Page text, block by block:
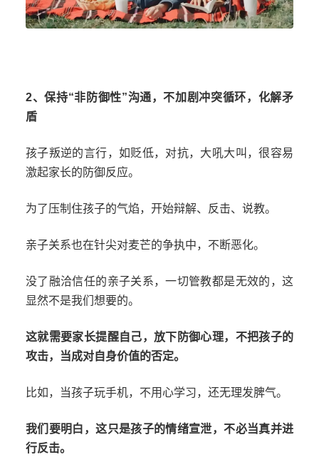
2、保持“非防御性”沟通，不加剧冲突循环，化解矛
盾
孩子叛逆的言行，如贬低，对抗，大吼大叫，很容易
激起家长的防御反应。
为了压制住孩子的气焰，开始辩解、反击、说教。
亲子关系也在针尖对麦芒的争执中，不断恶化。
没了融洽信任的亲子关系，一切管教都是无效的，这
显然不是我们想要的。
这就需要家长提醒自己，放下防御心理，不把孩子的
攻击，当成对自身价值的否定。
比如，当孩子玩手机，不用心学习，还无理发脾气。
我们要明白，这只是孩子的情绪宣泄，不必当真并进
行反击。